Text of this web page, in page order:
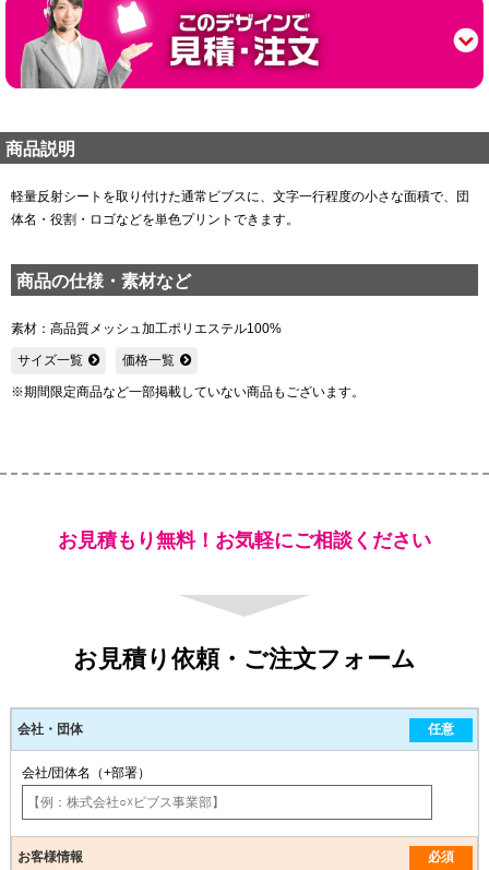
商品説明
軽量反射シートを取り付けた通常ビブスに、文字一行程度の小さな面積で、団
体名・役割・ロゴなどを単色プリントできます。
商品の仕様・素材など
素材：高品質メッシュ加工ポリエステル100%
サイズ一覧 価格一覧
※期間限定商品など一部掲載していない商品もございます。
お見積もり無料！お気軽にご相談ください
お見積り依頼・ご注文フォーム
会社・団体 任意
会社/団体名（+部署）
お客様情報 必須